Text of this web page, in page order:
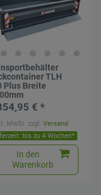
TLH
Plus Breite
€ *
bis zu 4 Wochen*
In den
Warenkorb
MwSt. zzgl.Versand